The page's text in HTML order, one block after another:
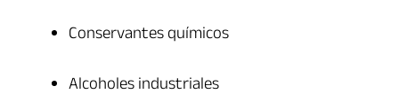
Conservantes químicos
Alcoholes industriales